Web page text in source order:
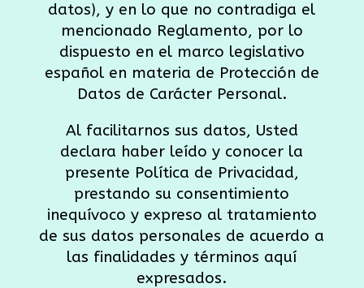
datos), y en lo que no contradiga el
mencionado Reglamento, por lo
dispuesto en el marco legislativo
español en materia de Protección de
Datos de Carácter Personal.
Al facilitarnos sus datos, Usted
declara haber leído y conocer la
presente Política de Privacidad,
prestando su consentimiento
inequívoco y expreso al tratamiento
de sus datos personales de acuerdo a
las finalidades y términos aquí
expresados.